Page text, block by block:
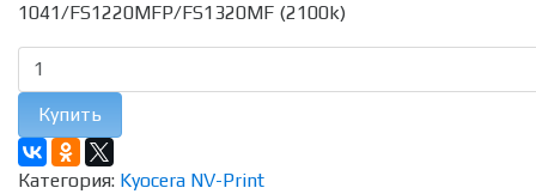
1041/FS1220MFP/FS1320MF (2100k)
Купить
Категория: Kyocera NV-Print